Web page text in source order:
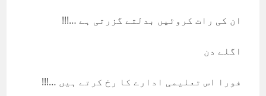
ان کی رات کروٹیں بدلتے گزرتی ہے …!!!
اگلے دن
فورا اس تعلیمی ادارے کا رخ کرتے ہیں …!!!